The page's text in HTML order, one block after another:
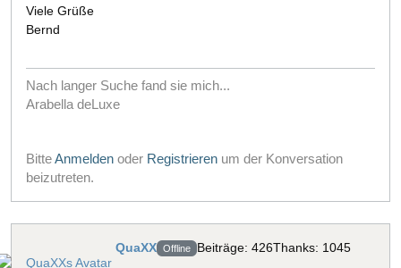
Viele Grüße
Bernd
Nach langer Suche fand sie mich...
Arabella deLuxe
BitteAnmelden oder Registrieren um der Konversation
beizutreten.
QuaXX Offline Beiträge: 426Thanks: 1045